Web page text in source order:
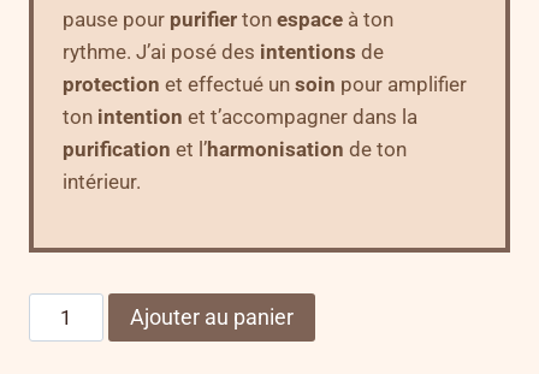
pause pour purifier ton espace à ton
rythme. J’ai posé des intentions de
protection et effectué un soin pour amplifier
ton intention et t’accompagner dans la
purification et l’harmonisation de ton
intérieur.
quantité
de
Ajouter au panier